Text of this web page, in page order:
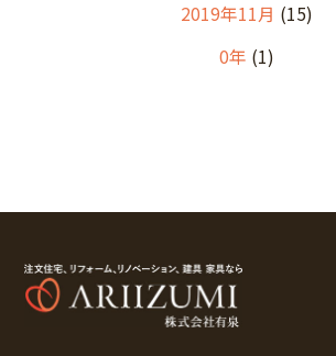
2019年11月 (15)
0年 (1)